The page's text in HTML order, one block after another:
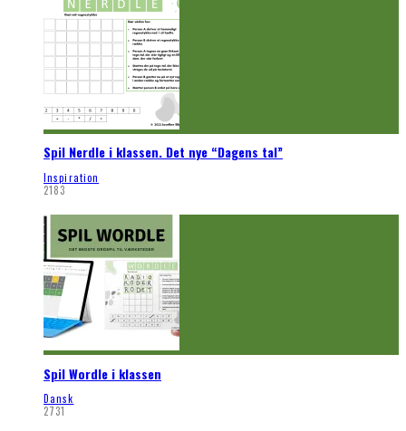
Spil Nerdle i klassen. Det nye “Dagens tal”
Inspiration
2183
Spil Wordle i klassen
Dansk
2731